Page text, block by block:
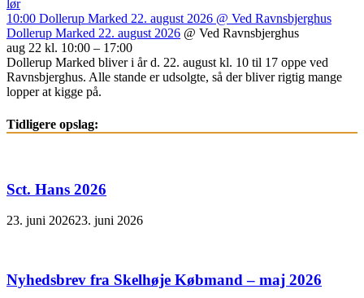
lør
10:00 Dollerup Marked 22. august 2026 @ Ved Ravnsbjerghus
Dollerup Marked 22. august 2026 @ Ved Ravnsbjerghus
aug 22 kl. 10:00 – 17:00
Dollerup Marked bliver i år d. 22. august kl. 10 til 17 oppe ved
Ravnsbjerghus. Alle stande er udsolgte, så der bliver rigtig mange
lopper at kigge på.
Tidligere opslag:
Sct. Hans 2026
23. juni 202623. juni 2026
Nyhedsbrev fra Skelhøje Købmand – maj 2026